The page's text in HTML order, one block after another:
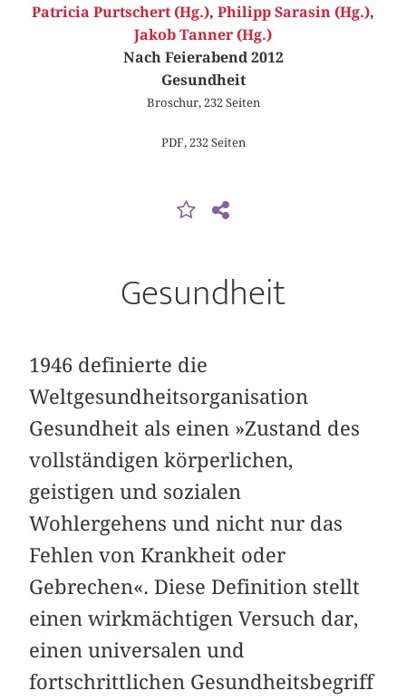
Patricia Purtschert (Hg.), Philipp Sarasin (Hg.),
Jakob Tanner (Hg.)
Nach Feierabend 2012
Gesundheit
Broschur, 232 Seiten
PDF, 232 Seiten
Gesundheit
1946 definierte die
Weltgesundheitsorganisation
Gesundheit als einen »Zustand des
vollständigen körperlichen,
geistigen und sozialen
Wohlergehens und nicht nur das
Fehlen von Krankheit oder
Gebrechen«. Diese Definition stellt
einen wirkmächtigen Versuch dar,
einen univer­salen und
fortschrittlichen Gesundheitsbegriff